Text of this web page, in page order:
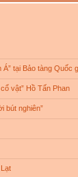
tại Bảo tàng Quốc
vật” Hồ Tấn Phan
bút nghiên”